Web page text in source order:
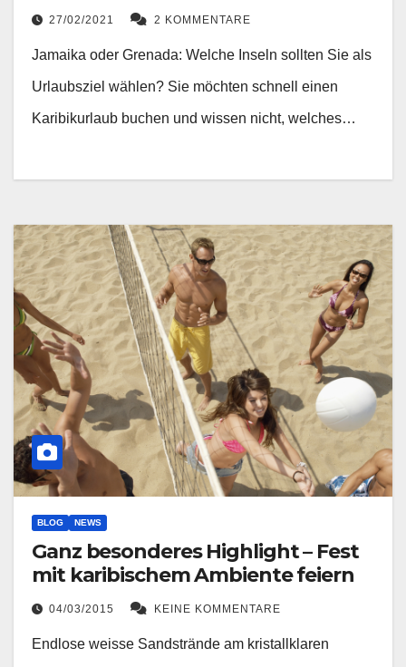
27/02/2021 2 KOMMENTARE
Jamaika oder Grenada: Welche Inseln sollten Sie als
Urlaubsziel wählen? Sie möchten schnell einen
Karibikurlaub buchen und wissen nicht, welches…
BLOG NEWS
Ganz besonderes Highlight – Fest
mit karibischem Ambiente feiern
04/03/2015 KEINE KOMMENTARE
Endlose weisse Sandstrände am kristallklaren